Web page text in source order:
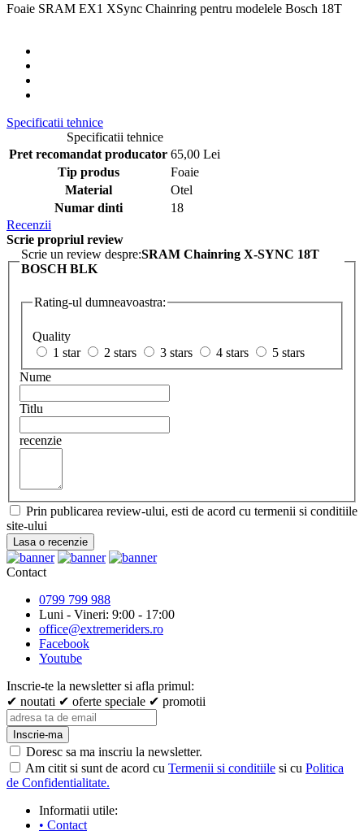
Foaie SRAM EX1 XSync Chainring pentru modelele Bosch 18T
Specificatii tehnice
Specificatii tehnice
Pret recomandat producator 65,00 Lei
Tip produs
Foaie
Material
Otel
Numar dinti
18
Recenzii
Scrie propriul review
Scrie un review despre:SRAM Chainring X-SYNC 18T
BOSCH BLK
Rating-ul dumneavoastra:
Quality
1 star
2 stars 3 stars 4 stars
5 stars
Nume
Titlu
recenzie
Prin publicarea review-ului, esti de acord cu termenii si conditiile
site-ului
Lasa o recenzie
Contact
0799 799 988
Luni - Vineri: 9:00 - 17:00
office@extremeriders.ro
Facebook
Youtube
Inscrie-te la newsletter si afla primul:
✔ noutati ✔ oferte speciale ✔ promotii
Inscrie-ma
Doresc sa ma inscriu la newsletter.
Am citit si sunt de acord cu Termenii si conditiile si cu Politica
de Confidentialitate.
Informatii utile:
• Contact